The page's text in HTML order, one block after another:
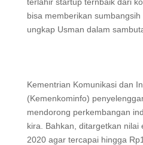
bisa memberikan
ungkap Usman dalam
Kementrian Komunikasi dan
(Kemenkominfo)
mendorong perkembangan
kira. Bahkan, ditargetkan nilai
2020 agar tercapai hingga